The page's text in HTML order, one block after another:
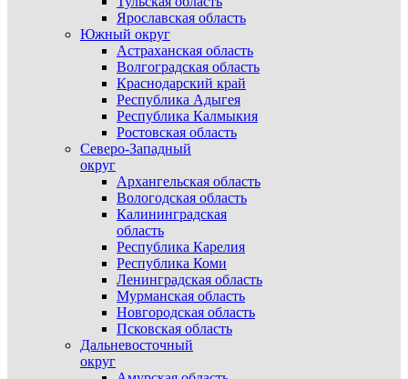
Ярославская область
Южный округ
Астраханская область
Волгоградская область
Краснодарский край
Республика Адыгея
Республика Калмыкия
Ростовская область
Северо-Западный
округ
Архангельская область
Вологодская область
Калининградская
область
Республика Карелия
Республика Коми
Ленинградская область
Мурманская область
Новгородская область
Псковская область
Дальневосточный
округ